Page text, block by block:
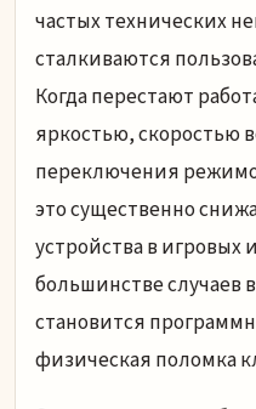
частых технических
сталкиваются
Когда перестают
яркостью, скоростью
переключения
это существенно
устройства в игровых
большинстве случаев
становится
физическая поломка